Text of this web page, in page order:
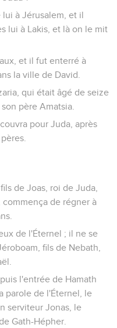
à Jérusalem, et il
lui à Lakis, et là on le mit
et il fut enterré à
la ville de David.
qui était âgé de seize
père Amatsia.
pour Juda, après
de Joas, roi de Juda,
commença de régner à
de l'Éternel ; il ne se
fils de Nebath,
l'entrée de Hamath
parole de l'Éternel, le
serviteur Jonas, le
Gath-Hépher.